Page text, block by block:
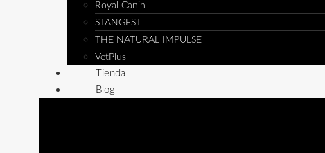
Royal Canin
STANGEST
THE NATURAL IMPULSE
VetPlus
Tienda
Blog